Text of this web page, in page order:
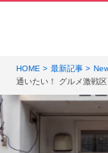
HOME 最新記事
通いたい！ グルメ激戦